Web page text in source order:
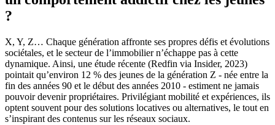
?
X, Y, Z… Chaque génération affronte ses propres défis et évolutions
sociétales, et le secteur de l’immobilier n’échappe pas à cette
dynamique. Ainsi, une étude récente (Redfin via Insider, 2023)
pointait qu’environ 12 % des jeunes de la génération Z - née entre la
fin des années 90 et le début des années 2010 - estiment ne jamais
pouvoir devenir propriétaires. Privilégiant mobilité et expériences, ils
optent souvent pour des solutions locatives ou alternatives, le tout en
s’inspirant des contenus sur les réseaux sociaux.